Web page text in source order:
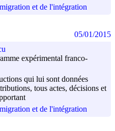
et de l'intégration
expérimental franco-
qui lui sont données
tous actes, décisions et
et de l'intégration
05/01/2015